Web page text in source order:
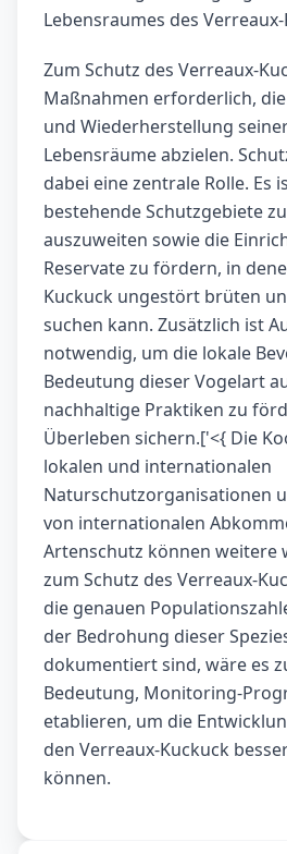
Lebensraumes des
Zum Schutz des Verreaux-
Maßnahmen erforderlich,
und Wiederherstellung
Lebensräume abzielen.
dabei eine zentrale Rolle. Es
bestehende Schutzgebiete
auszuweiten sowie die
Reservate zu fördern, in
Kuckuck ungestört brüten
suchen kann. Zusätzlich ist
notwendig, um die lokale
Bedeutung dieser Vogelart
nachhaltige Praktiken zu
Überleben sichern.['<{ Die
lokalen und internationalen
Naturschutzorganisationen
von internationalen
Artenschutz können weitere
zum Schutz des Verreaux-
die genauen
der Bedrohung dieser
dokumentiert sind, wäre es
Bedeutung, Monitoring-
etablieren, um die
den Verreaux-Kuckuck
können.